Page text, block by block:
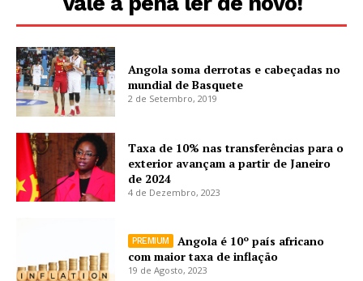
Angola soma derrotas e cabeçadas no
mundial de Basquete
2 de Setembro, 2019
Taxa de 10% nas transferências para o
exterior avançam a partir de Janeiro
de 2024
4 de Dezembro, 2023
Angola é 10º país africano
com maior taxa de inflação
19 de Agosto, 2023